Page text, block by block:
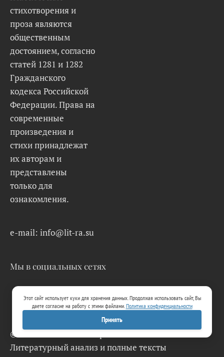
стихотворения и
проза являются
общественным
достоянием, согласно
статей 1281 и 1282
Гражданского
кодекса Российской
Федерации. Права на
современные
произведения и
стихи принадлежат
их авторам и
представлены
только для
ознакомления.
e-mail: info@lit-ra.su
Мы в социальных сетях
© 2026 Lit-Ra.su. Электронная библиотека.
Литературный анализ и полные тексты
Этот сайт использует куки для хранения данных. Продолжая использовать сайт, Вы
даете согласие на работу с этими файлами.Политика конфиденциальности
Принять